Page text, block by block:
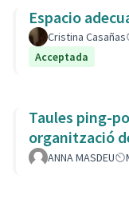
Espacio
Cristina Casañas
Acceptada
Taules ping-
organització
ANNA MASDEU